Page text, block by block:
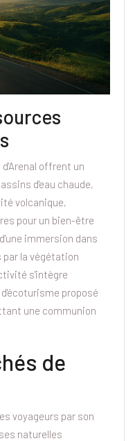
offrent un
d'eau chaude,
volcanique,
pour un bien-être
immersion dans
la végétation
s'intègre
proposé
une communion
de
voyageurs par son
naturelles